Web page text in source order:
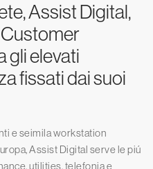
Assist Digital,
gli elevati
fissati dai suoi
e seimila workstation
Assist Digital serve le piú
utilities, telefonia e